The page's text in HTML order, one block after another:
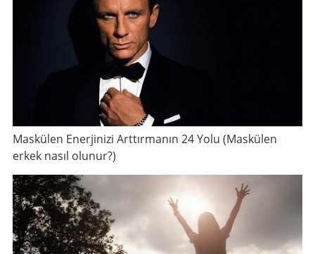
Maskülen Enerjinizi Arttırmanın 24 Yolu (Maskülen
erkek nasıl olunur?)